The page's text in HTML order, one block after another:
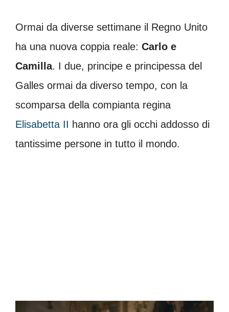
Ormai da diverse settimane il Regno Unito
ha una nuova coppia reale: Carlo e
Camilla. I due, principe e principessa del
Galles ormai da diverso tempo, con la
scomparsa della compianta regina
Elisabetta II hanno ora gli occhi addosso di
tantissime persone in tutto il mondo.